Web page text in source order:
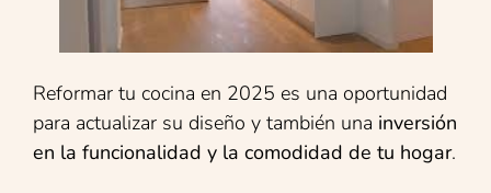
Reformar tu cocina en 2025 es una oportunidad
para actualizar su diseño y también una inversión
en la funcionalidad y la comodidad de tu hogar.